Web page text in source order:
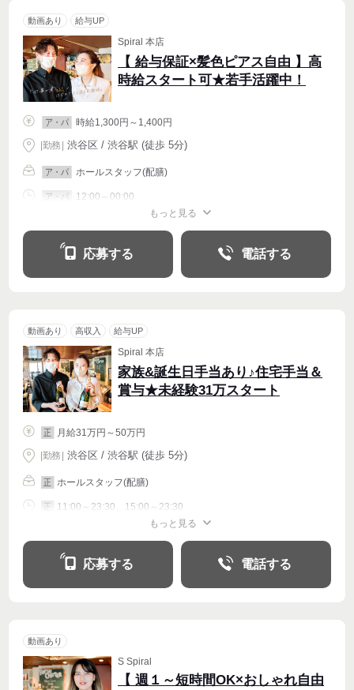
動画あり 給与UP
Spiral 本店
【 給与保証×髪色ピアス自由 】高
時給スタート可★若手活躍中！
ア・パ 時給1,300円～1,400円
|勤務 渋谷区 / 渋谷駅 (徒歩 5分)
ア・パ ホールスタッフ(配膳)
ア・パ 12:00～00:00
もっと見る
応募する 電話する
動画あり 高収入 給与UP
Spiral 本店
家族&誕生日手当あり♪住宅手当＆
賞与★未経験31万スタート
正 月給31万円～50万円
|勤務 渋谷区 / 渋谷駅 (徒歩 5分)
正 ホールスタッフ(配膳)
正 11:00～23:30、15:00～23:30
もっと見る
応募する 電話する
動画あり
S Spiral
【 週１～短時間OK×おしゃれ自由